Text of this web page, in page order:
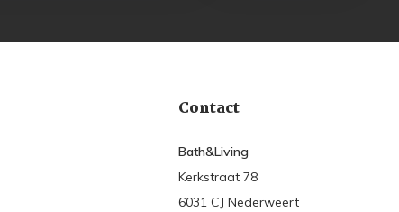
Contact
Bath&Living
Kerkstraat 78
6031 CJ Nederweert